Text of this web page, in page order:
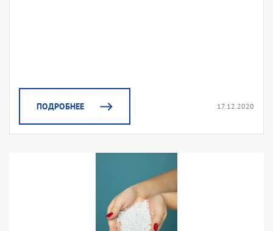
ПОДРОБНЕЕ 17.12.2020